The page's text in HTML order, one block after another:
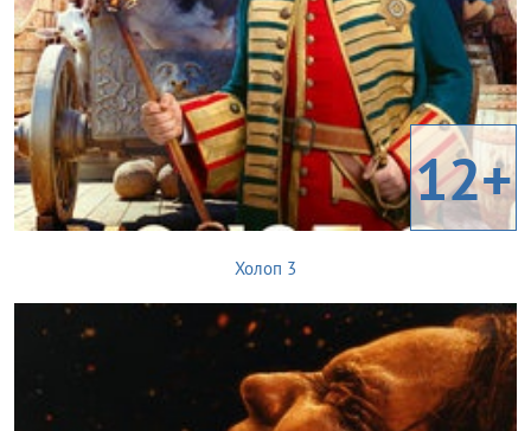
12+
Холоп 3